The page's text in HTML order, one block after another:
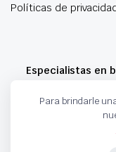
Políticas de
Especialistas en
Copyright 2024 ©
Para brindarle